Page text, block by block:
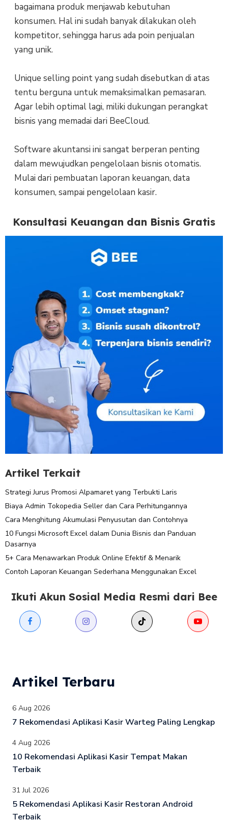
bagaimana produk menjawab kebutuhan
konsumen. Hal ini sudah banyak dilakukan oleh
kompetitor, sehingga harus ada poin penjualan
yang unik.
Unique selling point yang sudah disebutkan di atas
tentu berguna untuk memaksimalkan pemasaran.
Agar lebih optimal lagi, miliki dukungan perangkat
bisnis yang memadai dari BeeCloud.
Software akuntansi ini sangat berperan penting
dalam mewujudkan pengelolaan bisnis otomatis.
Mulai dari pembuatan laporan keuangan, data
konsumen, sampai pengelolaan kasir.
Konsultasi Keuangan dan Bisnis Gratis
Artikel Terkait
Strategi Jurus Promosi Alpamaret yang Terbukti Laris
Biaya Admin Tokopedia Seller dan Cara Perhitungannya
Cara Menghitung Akumulasi Penyusutan dan Contohnya
10 Fungsi Microsoft Excel dalam Dunia Bisnis dan Panduan
Dasarnya
5+ Cara Menawarkan Produk Online Efektif & Menarik
Contoh Laporan Keuangan Sederhana Menggunakan Excel
Ikuti Akun Sosial Media Resmi dari Bee
Artikel Terbaru
6 Aug 2026
7 Rekomendasi Aplikasi Kasir Warteg Paling Lengkap
4 Aug 2026
10 Rekomendasi Aplikasi Kasir Tempat Makan
Terbaik
31 Jul 2026
5 Rekomendasi Aplikasi Kasir Restoran Android
Terbaik